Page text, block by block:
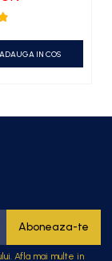
ADAUGA IN COS
Afla mai multe in